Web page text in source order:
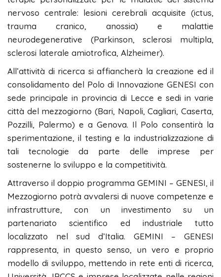
nervoso centrale: lesioni cerebrali acquisite (ictus,
trauma cranico, anossia) e malattie
neurodegenerative (Parkinson, sclerosi multipla,
sclerosi laterale amiotrofica, Alzheimer).
All’attività di ricerca si affiancherà la creazione ed il
consolidamento del Polo di Innovazione GENESI con
sede principale in provincia di Lecce e sedi in varie
città del mezzogiorno (Bari, Napoli, Cagliari, Caserta,
Pozzilli, Palermo) e a Genova. Il Polo consentirà la
sperimentazione, il testing e la industrializzazione di
tali tecnologie da parte delle imprese per
sostenerne lo sviluppo e la competitività.
Attraverso il doppio programma GEMINI – GENESI, il
Mezzogiorno potrà avvalersi di nuove competenze e
infrastrutture, con un investimento su un
partenariato scientifico ed industriale tutto
localizzato nel sud d’Italia. GEMINI – GENESI
rappresenta, in questo senso, un vero e proprio
modello di sviluppo, mettendo in rete enti di ricerca,